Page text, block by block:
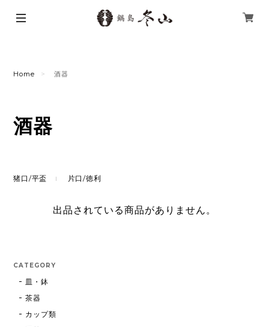
Home 酒器
酒器
猪口/平盃 片口/徳利
出品されている商品がありません。
CATEGORY
皿・鉢
茶器
カップ類